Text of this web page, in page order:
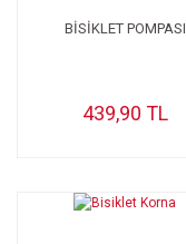
BİSİKLET POMPASI
439,90 TL